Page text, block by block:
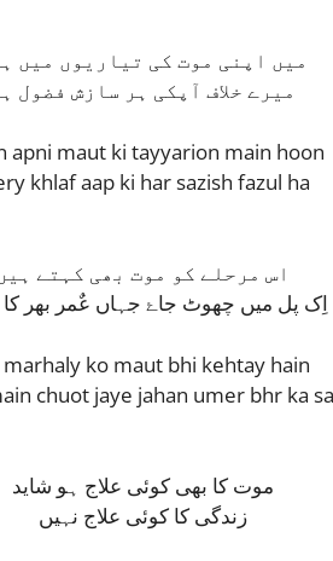
میں اپنی موت کی تیاریوں میں
میرے خلاف آپکی ہر سازش فضول
apni maut ki tayyarion main hoon
khlaf aap ki har sazish fazul ha
اس مرحلے کو موت بھی کہتے
اِک پل میں چھوٹ جاۓ جہاں عٌمر بھر کا
marhaly ko maut bhi kehtay hain
chuot jaye jahan umer bhr ka
موت کا بھی کوئی علاج ہو شاید
زندگی کا کوئی علاج نہیں